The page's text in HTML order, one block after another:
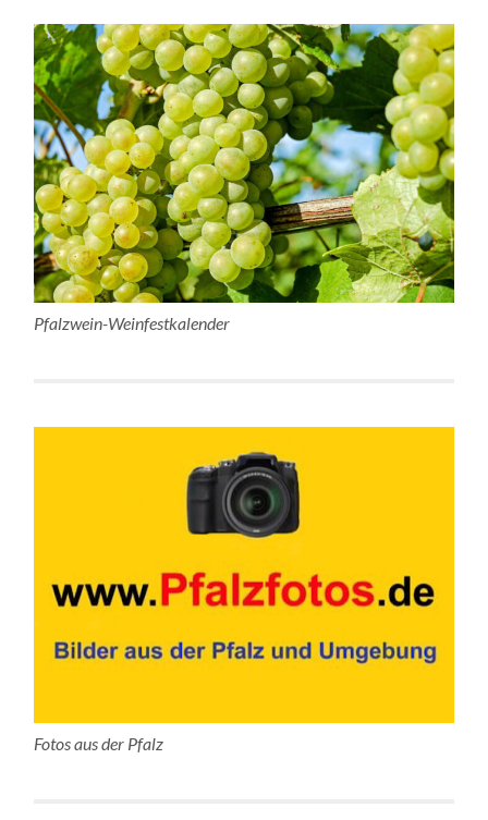
Pfalzwein-Weinfestkalender
Fotos aus der Pfalz